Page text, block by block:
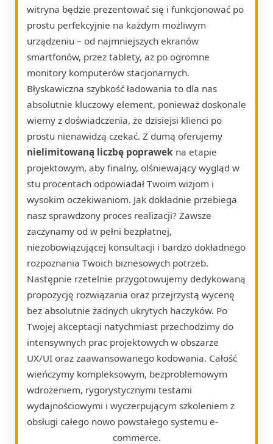
witryna będzie prezentować się i funkcjonować po
prostu perfekcyjnie na każdym możliwym
urządzeniu – od najmniejszych ekranów
smartfonów, przez tablety, aż po ogromne
monitory komputerów stacjonarnych.
Błyskawiczna szybkość ładowania to dla nas
absolutnie kluczowy element, ponieważ doskonale
wiemy z doświadczenia, że dzisiejsi klienci po
prostu nienawidzą czekać. Z dumą oferujemy
nielimitowaną liczbę poprawek na etapie
projektowym, aby finalny, olśniewający wygląd w
stu procentach odpowiadał Twoim wizjom i
wysokim oczekiwaniom. Jak dokładnie przebiega
nasz sprawdzony proces realizacji? Zawsze
zaczynamy od w pełni bezpłatnej,
niezobowiązującej konsultacji i bardzo dokładnego
rozpoznania Twoich biznesowych potrzeb.
Następnie rzetelnie przygotowujemy dedykowaną
propozycję rozwiązania oraz przejrzystą wycenę
bez absolutnie żadnych ukrytych haczyków. Po
Twojej akceptacji natychmiast przechodzimy do
intensywnych prac projektowych w obszarze
UX/UI oraz zaawansowanego kodowania. Całość
wieńczymy kompleksowym, bezproblemowym
wdrożeniem, rygorystycznymi testami
wydajnościowymi i wyczerpującym szkoleniem z
obsługi całego nowo powstałego systemu e-
commerce.